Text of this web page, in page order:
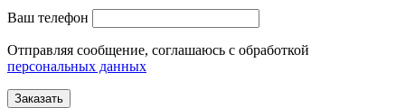
Ваш телефон
Отправляя сообщение, соглашаюсь с обработкой
персональных данных
Заказать